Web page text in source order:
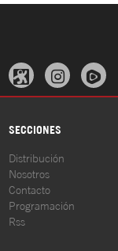
 
SECCIONES
Distribución
Nosotros
Contacto
Programación
Rss